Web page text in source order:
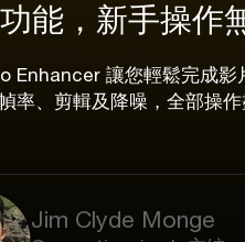
能，新手操作
Enhancer 讓您輕鬆完成影
率、剪輯及降噪，全部操
Jim Clyde Monge